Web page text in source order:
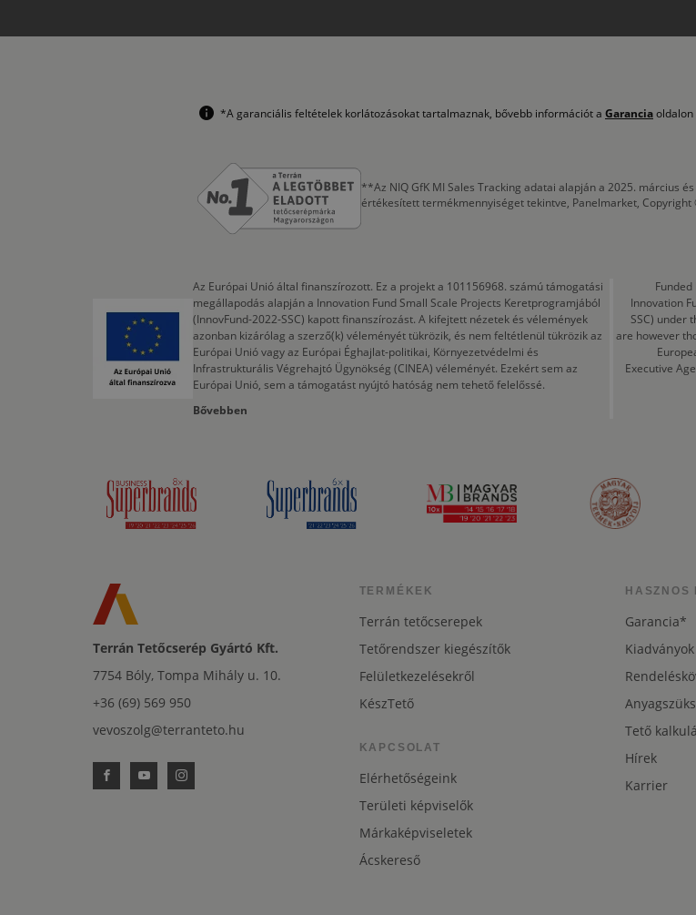
*A garanciális feltételek korlátozásokat tartalmaznak, bővebb információt a Garanciaoldalon
**Az NIQ GfK MI Sales Tracking adatai alapján a 2025. március
értékesített termékmennyiséget tekintve, Panelmarket, Copyright
Az Európai Unió által finanszírozott. Ez a projekt a 101156968. számú támogatási
megállapodás alapján a Innovation Fund Small Scale Projects Keretprogramjából
(InnovFund-2022-SSC) kapott finanszírozást. A kifejtett nézetek és vélemények
azonban kizárólag a szerző(k) véleményét tükrözik, és nem feltétlenül tükrözik az
Európai Unió vagy az Európai Éghajlat-politikai, Környezetvédelmi és
Infrastrukturális Végrehajtó Ügynökség (CINEA) véleményét. Ezekért sem az
Európai Unió, sem a támogatást nyújtó hatóság nem tehető felelőssé.
Bővebben
Innovation
SSC) under
are however
Executive
Terrán Tetőcserép Gyártó Kft.
7754 Bóly, Tompa Mihály u. 10.
+36 (69) 569 950
vevoszolg@terranteto.hu
TERMÉKEK
Terrán tetőcserepek
Tetőrendszer kiegészítők
Felületkezelésekről
KészTető
KAPCSOLAT
Elérhetőségeink
Területi képviselők
Márkaképviseletek
Ácskereső
HASZNOS
Garancia*
Kiadványok
Tető
Hírek
Karrier